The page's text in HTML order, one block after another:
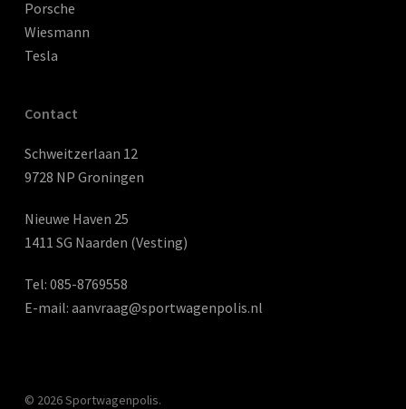
Porsche
Wiesmann
Tesla
Contact
Schweitzerlaan 12
9728 NP Groningen
Nieuwe Haven 25
1411 SG Naarden (Vesting)
Tel: 085-8769558
E-mail: aanvraag@sportwagenpolis.nl
© 2026 Sportwagenpolis.